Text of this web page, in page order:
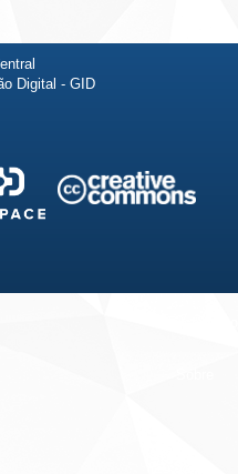
Digital - GID